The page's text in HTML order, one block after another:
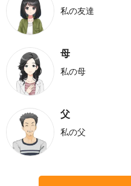
私の友達
母
私の母
父
私の父